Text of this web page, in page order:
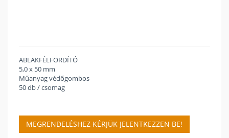
ABLAKFÉLFORDÍTÓ
5,0 x 50 mm
Műanyag védőgombos
50 db / csomag
MEGRENDELÉSHEZ KÉRJÜK JELENTKEZZEN BE!